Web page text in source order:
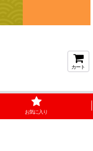
カート
お気に入り